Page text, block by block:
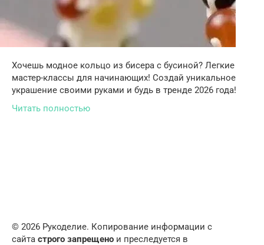
Хочешь модное кольцо из бисера с бусиной? Легкие
мастер-классы для начинающих! Создай уникальное
украшение своими руками и будь в тренде 2026 года!
Читать полностью
© 2026 Рукоделие. Копирование информации с
сайта строго запрещено и преследуется в